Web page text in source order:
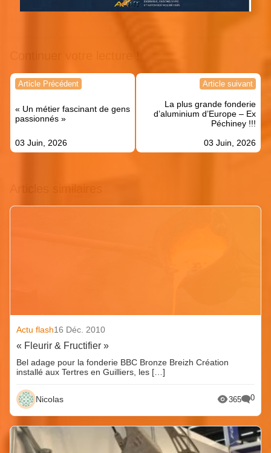
Navigation
l’article
Article Précédent
« Un métier fascinant de gens
passionnés »
03 Juin, 2026
Article suivant
La plus grande fonderie
d’aluminium d’Europe – Ex
Péchiney !!!
03 Juin, 2026
Articles similaires
Actu flash16 Déc. 2010
« Fleurir & Fructifier »
Bel adage pour la fonderie BBC Bronze Breizh Création
installé aux Tertres en Guilliers, les […]
Nicolas 365 0